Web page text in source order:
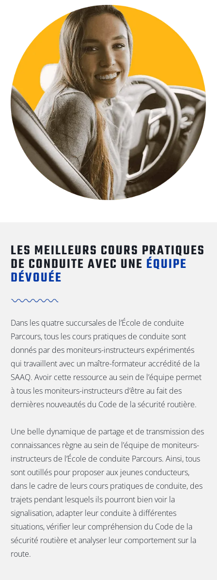
LES MEILLEURS COURS PRATIQUES
DE CONDUITE AVEC UNE ÉQUIPE
DÉVOUÉE
Dans les quatre succursales de l’École de conduite
Parcours, tous les cours pratiques de conduite sont
donnés par des moniteurs-instructeurs expérimentés
qui travaillent avec un maître-formateur accrédité de la
SAAQ. Avoir cette ressource au sein de l’équipe permet
à tous les moniteurs-instructeurs d’être au fait des
dernières nouveautés du Code de la sécurité routière.
Une belle dynamique de partage et de transmission des
connaissances règne au sein de l’équipe de moniteurs-
instructeurs de l’École de conduite Parcours. Ainsi, tous
sont outillés pour proposer aux jeunes conducteurs,
dans le cadre de leurs cours pratiques de conduite, des
trajets pendant lesquels ils pourront bien voir la
signalisation, adapter leur conduite à différentes
situations, vérifier leur compréhension du Code de la
sécurité routière et analyser leur comportement sur la
route.